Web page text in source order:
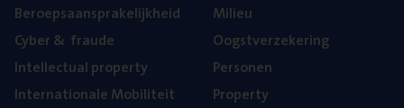
Beroeps­aan­spra­ke­lijk­heid
Cyber& fraude
Intel­lec­tu­al property
Inter­na­ti­o­na­le Mobiliteit
Mili­eu
Oogst­ver­ze­ke­ring
Per­so­nen
Pro­per­ty